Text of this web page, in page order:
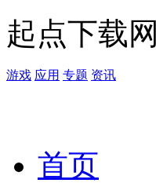
起点下载网
游戏 应用 专题 资讯
首页